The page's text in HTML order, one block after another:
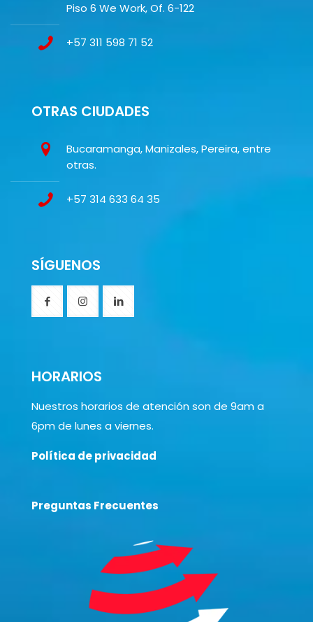
Piso 6 We Work, Of. 6-122
+57 311 598 71 52
OTRAS CIUDADES
Bucaramanga, Manizales, Pereira, entre
otras.
+57 314 633 64 35
SÍGUENOS
HORARIOS
Nuestros horarios de atención son de 9am a
6pm de lunes a viernes.
Política de privacidad
Preguntas Frecuentes